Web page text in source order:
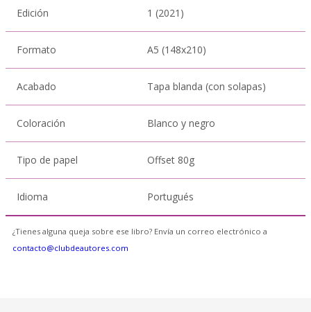
Edición 1 (2021)
Formato A5 (148x210)
Acabado Tapa blanda (con solapas)
Coloración Blanco y negro
Tipo de papel Offset 80g
Idioma Portugués
¿Tienes alguna queja sobre ese libro? Envía un correo electrónico a
contacto@clubdeautores.com